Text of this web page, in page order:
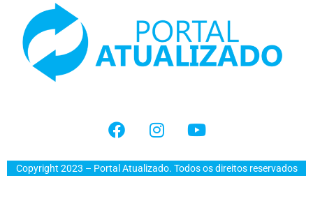
Copyright 2023 – Portal Atualizado. Todos os direitos reservados